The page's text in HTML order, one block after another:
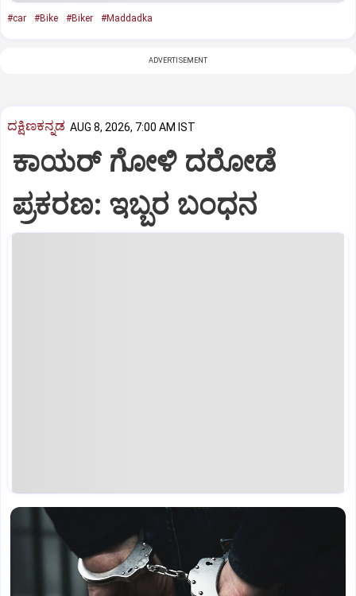
#car #Bike #Biker #Maddadka
ADVERTISEMENT
ದಕ್ಷಿಣಕನ್ನಡ AUG 8, 2026, 7:00 AM IST
ಕಾಯರ್ ಗೋಳಿ ದರೋಡೆ
ಪ್ರಕರಣ: ಇಬ್ಬರ ಬಂಧನ